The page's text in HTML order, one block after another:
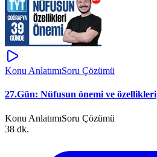
Konu AnlatımıSoru Çözümü
27.Gün: Nüfusun önemi ve özellikleri
Konu AnlatımıSoru Çözümü
38 dk.